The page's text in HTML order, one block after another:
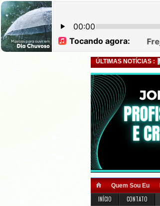
ÚLTIMAS NOTÍCIAS :
Quem Sou Eu
INÍCIO CONTATO